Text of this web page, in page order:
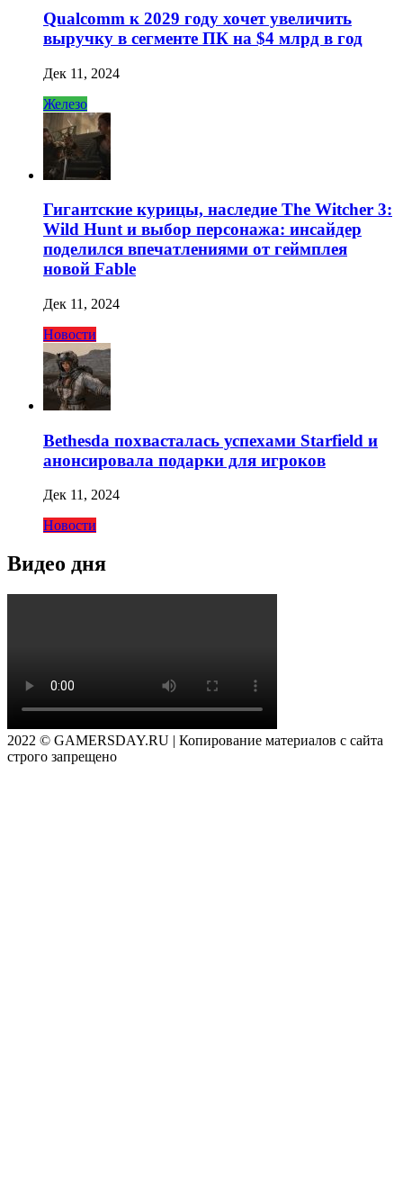
Qualcomm к 2029 году хочет увеличить
выручку в сегменте ПК на $4 млрд в год
Дек 11, 2024
Железо
Гигантские курицы, наследие The Witcher 3:
Wild Hunt и выбор персонажа: инсайдер
поделился впечатлениями от геймплея
новой Fable
Дек 11, 2024
Новости
Bethesda похвасталась успехами Starfield и
анонсировала подарки для игроков
Дек 11, 2024
Новости
Видео дня
2022 © GAMERSDAY.RU | Копирование материалов с сайта
строго запрещено